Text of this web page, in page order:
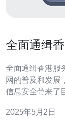
全面通缉
全面通缉香港服务
网的普及和发展
信息安全带来了
步。本文将探讨
2025年5月2日